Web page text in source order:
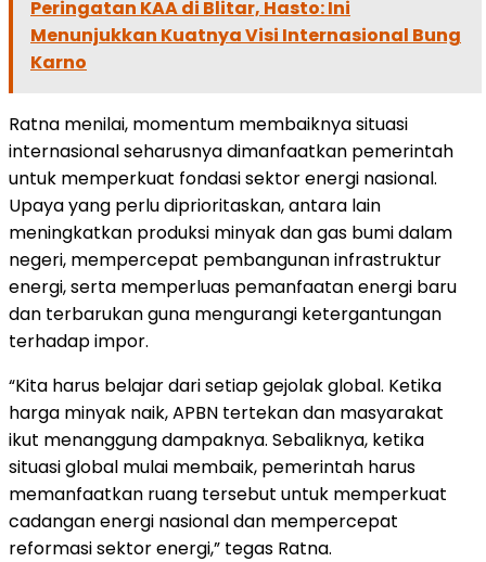
Peringatan KAA di Blitar, Hasto: Ini
Menunjukkan Kuatnya Visi Internasional Bung
Karno
Ratna menilai, momentum membaiknya situasi
internasional seharusnya dimanfaatkan pemerintah
untuk memperkuat fondasi sektor energi nasional.
Upaya yang perlu diprioritaskan, antara lain
meningkatkan produksi minyak dan gas bumi dalam
negeri, mempercepat pembangunan infrastruktur
energi, serta memperluas pemanfaatan energi baru
dan terbarukan guna mengurangi ketergantungan
terhadap impor.
“Kita harus belajar dari setiap gejolak global. Ketika
harga minyak naik, APBN tertekan dan masyarakat
ikut menanggung dampaknya. Sebaliknya, ketika
situasi global mulai membaik, pemerintah harus
memanfaatkan ruang tersebut untuk memperkuat
cadangan energi nasional dan mempercepat
reformasi sektor energi,” tegas Ratna.